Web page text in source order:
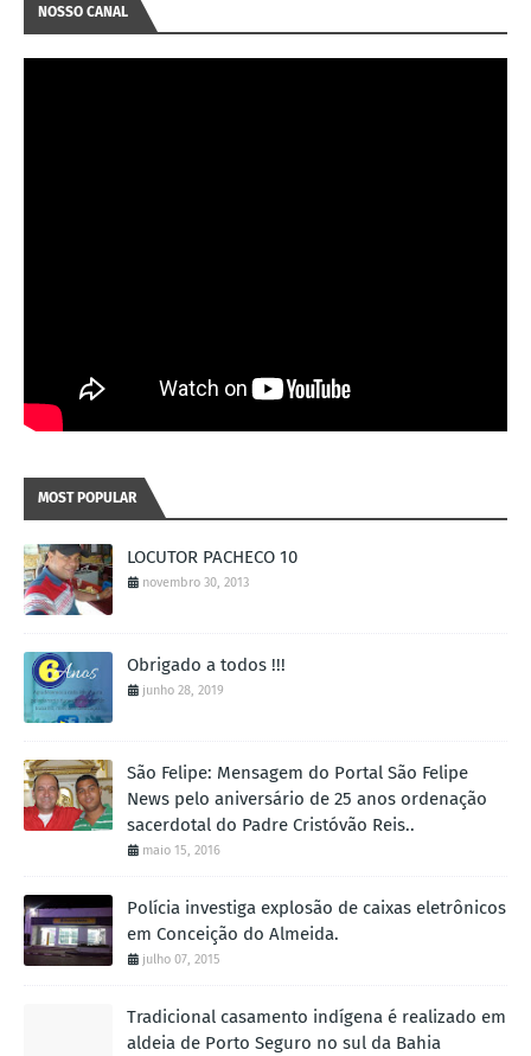
NOSSO CANAL
MOST POPULAR
LOCUTOR PACHECO 10
novembro 30, 2013
Obrigado a todos !!!
junho 28, 2019
São Felipe: Mensagem do Portal São Felipe
News pelo aniversário de 25 anos ordenação
sacerdotal do Padre Cristóvão Reis..
maio 15, 2016
Polícia investiga explosão de caixas eletrônicos
em Conceição do Almeida.
julho 07, 2015
Tradicional casamento indígena é realizado em
aldeia de Porto Seguro no sul da Bahia